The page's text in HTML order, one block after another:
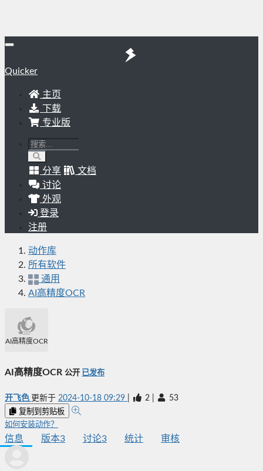
Quicker
主页
下载
专业版
分享
文档
讨论
外观
登录
注册
动作库
所有软件
通用
AI高精度OCR
AI高精度OCR
AI高精度OCR 公开 已发布
开飞色 更新于 2024-10-18 09:29 2 53
复制到剪贴板
如何安装动作？
信息 版本3 讨论3 统计 审核